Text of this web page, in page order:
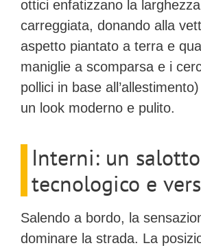
ottici enfatizzano la
carreggiata, donando alla
aspetto piantato a terra e
maniglie a scomparsa e i
pollici in base
un look moderno e pulito.
Interni: un salotto
tecnologico e
Salendo a bordo, la
dominare la strada. La